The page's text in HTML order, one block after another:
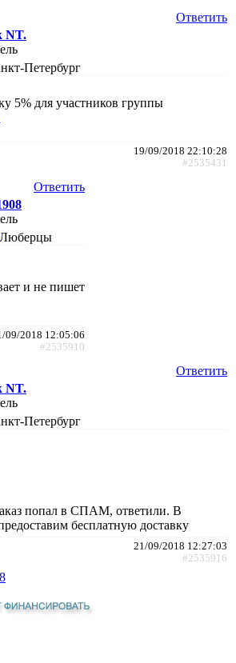
Ответить
NT.
Петербург
5% для участников группы
19/09/2018 22:10:28
#2535431
Ответить
Люберцы
и не пишет
09/2018 12:05:06
#2535910
Ответить
NT.
Петербург
попал в СПАМ, ответили. В
бесплатную доставку
21/09/2018 12:27:03
#2535916